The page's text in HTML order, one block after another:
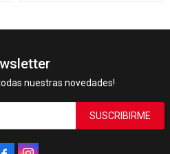
nuestras novedades!
SUSCRIBIRME